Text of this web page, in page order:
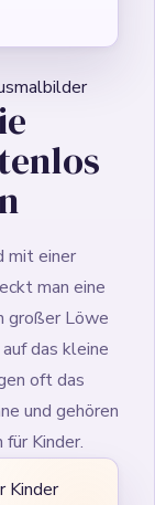
mit einer
man eine
großer Löwe
das kleine
oft das
und gehören
Kinder.